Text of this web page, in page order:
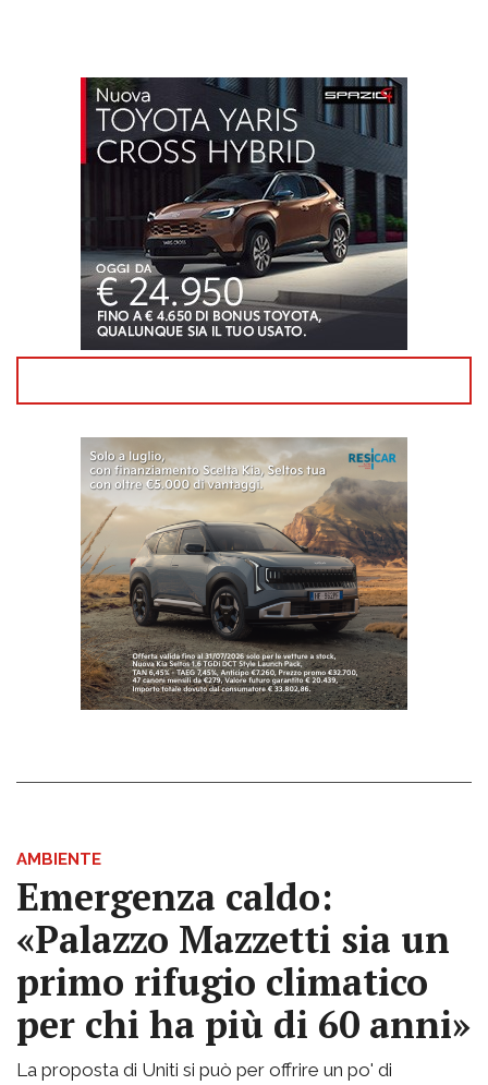
AMBIENTE
Emergenza caldo:
«Palazzo Mazzetti sia un
primo rifugio climatico
per chi ha più di 60 anni»
La proposta di Uniti si può per offrire un po' di